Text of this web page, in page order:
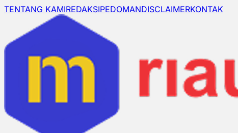
TENTANG KAMIREDAKSIPEDOMANDISCLAIMERKONTAK